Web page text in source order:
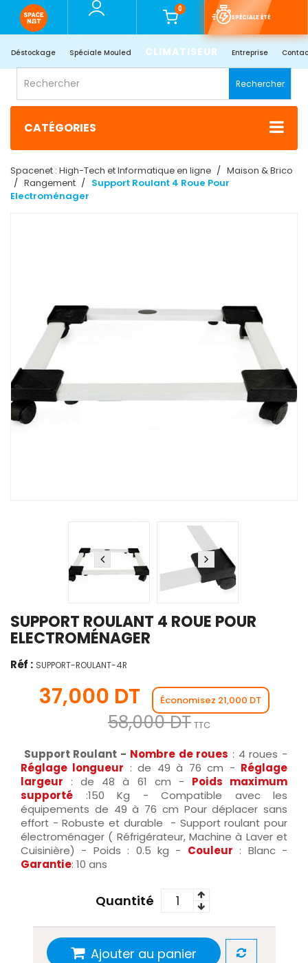
0
SPÉCIALE ÉTÉ
Déstockage Spéciale Mouled CLIMATISEUR Entreprise
Rechercher
CATÉGORIES
Spacenet : High-Tech et Informatique en ligne
Maison & Brico
Rangement
Support Roulant 4 Roue Pour
Electroménager
SUPPORT ROULANT 4 ROUE POUR
ELECTROMÉNAGER
Réf : SUPPORT-ROULANT-4R
37,000 DT Économisez 21,000 DT
58,000 DT TTC
Support Roulant - Nombre de roues : 4 roues -
Réglage longueur : de 49 à 76 cm - Réglage
largeur
: de 48 à 61 cm - Poids maximum
supporté :150 Kg - Compatible avec les
équipements de 49 à 76 cm Pour déplacer sans
effort - Robuste et durable - Support roulant pour
électroménager ( Réfrigérateur, Machine à Laver et
Cuisinière) - Poids : 0.5 kg - Couleur : Blanc -
Garantie: 10 ans
Quantité
Ajouter au panier